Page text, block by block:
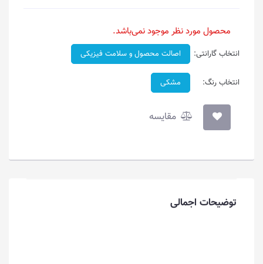
محصول مورد نظر موجود نمی‌باشد.
انتخاب گارانتی: اصالت محصول و سلامت فیزیکی
انتخاب رنگ: مشکی
مقایسه
توضیحات اجمالی